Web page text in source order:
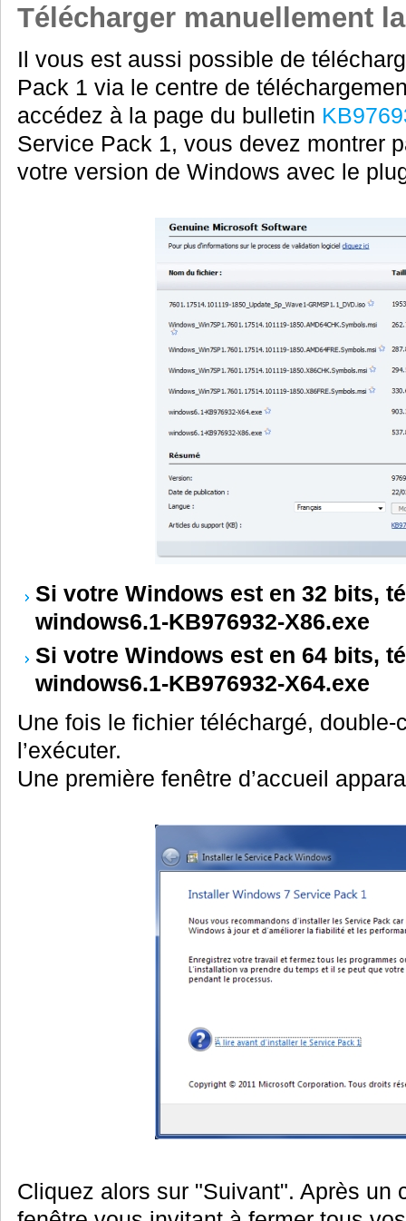
Télécharger manuellement
Il vous est aussi possible de
Pack 1 via le centre de
accédez à la page du bulletin
Service Pack 1, vous devez montrer
votre version de Windows avec le
Si votre Windows est en 32 bits,
windows6.1-KB976932-X86.exe
Si votre Windows est en 64 bits,
windows6.1-KB976932-X64.exe
Une fois le fichier téléchargé,
l’exécuter.
Une première fenêtre d’accueil
Cliquez alors sur "Suivant". Après un